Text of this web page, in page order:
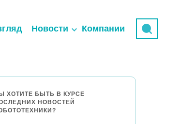
Новости Компании
ХОТИТЕ БЫТЬ В КУРСЕ
НОВОСТЕЙ